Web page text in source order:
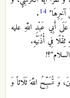
14
.
أَبِي عَبْدِ اللَّهِ عليه
فِي أُذُنَيْهِ.
وَ تُسَبِّحُ اللَّهَ ثَلَاثاً وَ